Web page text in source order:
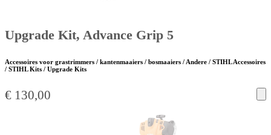
Upgrade Kit, Advance Grip 5
Accessoires voor grastrimmers / kantenmaaiers / bosmaaiers / Andere / STIHL Accessoires
/ STIHL Kits / Upgrade Kits
€ 130,00